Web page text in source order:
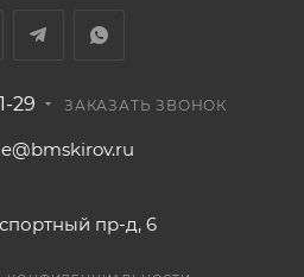
29 ЗАКАЗАТЬ ЗВОНОК
пр-д, 6